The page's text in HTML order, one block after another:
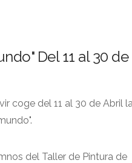
Del 11 al 30 de
coge del 11 al 30 de Abril
del Taller de Pintura de